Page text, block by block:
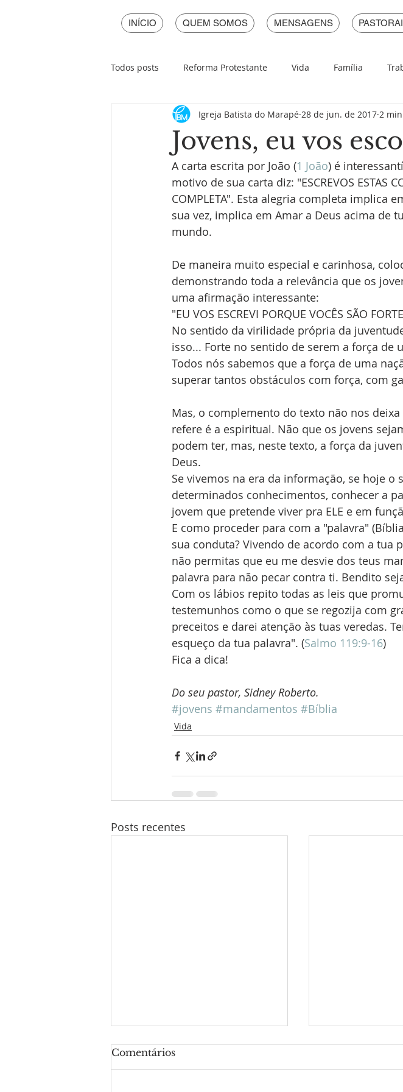
INÍCIO QUEM SOMOS MENSAGENS
Todos posts Reforma Protestante Vida Família
Natal Ano Novo Pecado Devocional
Jovens, eu vos
Igreja Batista do Marapé 28 de jun. de 2017 2
A carta escrita por João (1 João) é
motivo de sua carta diz: "ESCREVOS ESTAS
COMPLETA". Esta alegria completa implica
sua vez, implica em Amar a Deus acima de
mundo.
De maneira muito especial e carinhosa,
demonstrando toda a relevância que os
uma afirmação interessante:
"EU VOS ESCREVI PORQUE VOCÊS SÃO
No sentido da virilidade própria da
isso... Forte no sentido de serem a força de
Todos nós sabemos que a força de uma
superar tantos obstáculos com força, com
Mas, o complemento do texto não nos
refere é a espiritual. Não que os jovens
podem ter, mas, neste texto, a força da
Deus.
Se vivemos na era da informação, se hoje
determinados conhecimentos, conhecer a
jovem que pretende viver pra ELE e em
E como proceder para com a "palavra"
sua conduta? Vivendo de acordo com a tua
não permitas que eu me desvie dos teus
palavra para não pecar contra ti. Bendito
Com os lábios repito todas as leis que
testemunhos como o que se regozija com
preceitos e darei atenção às tuas veredas.
esqueço da tua palavra". (Salmo 119:9-16)
Fica a dica!
Do seu pastor, Sidney Roberto.
#jovens #mandamentos #Bíblia
Vida
Posts recentes
Comentários